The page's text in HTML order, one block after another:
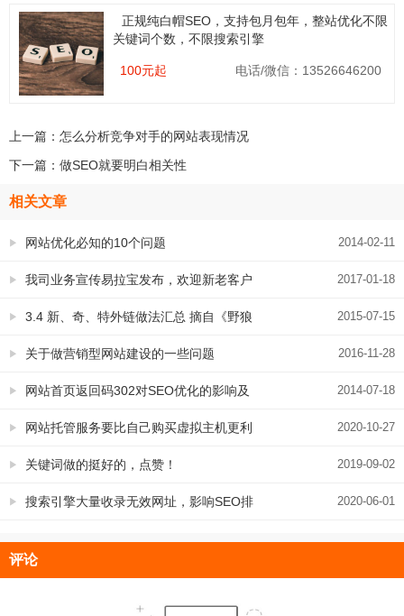
正规纯白帽SEO，支持包月包年，整站优化不限
关键词个数，不限搜索引擎
100元起 电话/微信：13526646200
上一篇： 怎么分析竞争对手的网站表现情况
下一篇： 做SEO就要明白相关性
相关文章
2014-02-11
网站优化必知的10个问题
2017-01-18
我司业务宣传易拉宝发布，欢迎新老客户
指正 2015-07-15
3.4 新、奇、特外链做法汇总 摘自《野狼
外链优化手册》 2016-11-28
关于做营销型网站建设的一些问题
2014-07-18
网站首页返回码302对SEO优化的影响及
终极解决方案 2020-10-27
网站托管服务要比自己购买虚拟主机更利
于与SEO，是什么原因 2019-09-02
关键词做的挺好的，点赞！
2020-06-01
搜索引擎大量收录无效网址，影响SEO排
评论